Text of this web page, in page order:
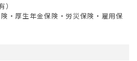
）
・厚生年金保険・労災保険・雇用保